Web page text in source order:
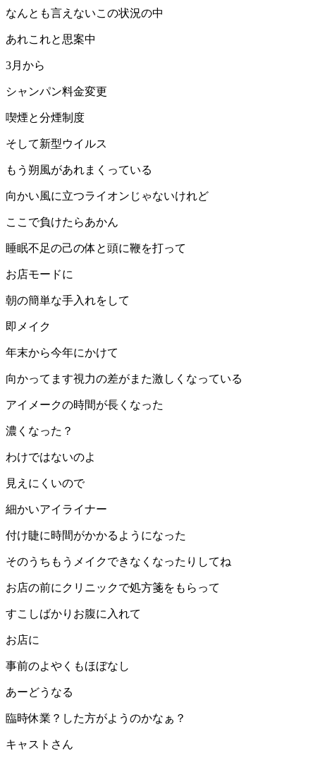
なんとも言えないこの状況の中
あれこれと思案中
3月 から
シャンパン料金変更
喫煙と分煙制度
そして新型ウイルス
もう朔風があれまくっている
向かい風に立つライオンじゃないけれど
ここで負けたらあかん
睡眠不足の己の体と頭に鞭を打って
お店モードに
朝の簡単な手入れをして
即メイク
年末から今年にかけて
向かってます視力の差がまた激しくなっている
アイメークの時間が長くなった
濃くなった？
わけではないのよ
見えにくいので
細かいアイライナー
付け睫に時間がかかるようになった
そのうちもうメイクできなくなったりしてね
お店の前にクリニックで処方箋をもらって
すこしばかり お腹に入れて
お店に
事前のよやくもほぼなし
あーどうなる
臨時休業？ した方がようのかなぁ？
キャストさん